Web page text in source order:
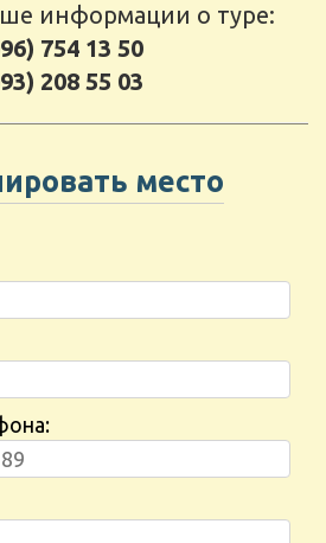
информации о туре:
754 13 50
208 55 03
место